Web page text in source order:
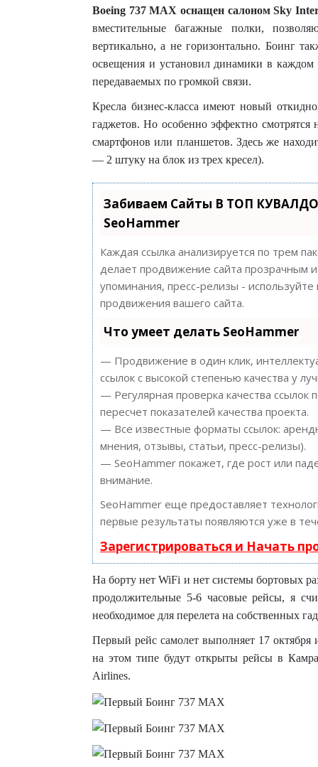
Boeing 737 MAX оснащен салоном Sky
вместительные багажные полки,
вертикально, а не горизонтально. Боинг
освещения и установил динамики в каждом
передаваемых по громкой связи.
Кресла бизнес-класса имеют новый
гаджетов. Но особенно эффектно смотрятся
смартфонов или планшетов. Здесь же
— 2 штуку на блок из трех кресел).
Забиваем Сайты В ТОП
SeoHammer
Каждая ссылка анализируется по трем
делает продвижение сайта прозрачным
упоминания, пресс-релизы -
продвижения вашего сайта.
Что умеет делать SeoHammer
— Продвижение в один клик,
ссылок с высокой степенью качества у
— Регулярная проверка качества
пересчет показателей качества проекта.
— Все известные форматы ссылок:
мнения, отзывы, статьи, пресс-релизы).
— SeoHammer покажет, где рост или
внимание.
SeoHammer еще предоставляет
первые результаты появляются уже в
Зарегистрироваться и Начать
На борту нет WiFi и нет системы бортовых
продолжительные 5-6 часовые рейсы, я
необходимое для перелета на собственных
Первый рейс самолет выполняет 17
на этом типе будут открыты рейсы в
Airlines.